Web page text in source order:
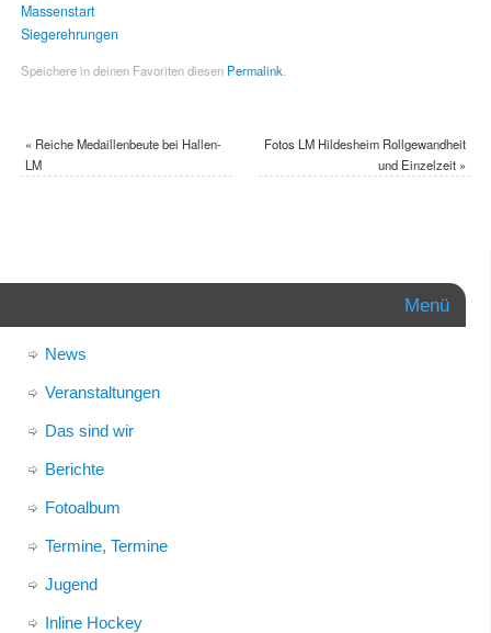
Massenstart
Siegerehrungen
Speichere in deinen Favoriten diesen Permalink
«Reiche Medaillenbeute bei Hallen-
LM
Fotos LM Hildesheim Rollgewandheit
und Einzelzeit »
Menü
News
Veranstaltungen
Das sind wir
Berichte
Fotoalbum
Termine, Termine
Jugend
Inline Hockey